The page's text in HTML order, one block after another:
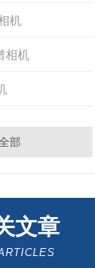
机
相机
部
文章